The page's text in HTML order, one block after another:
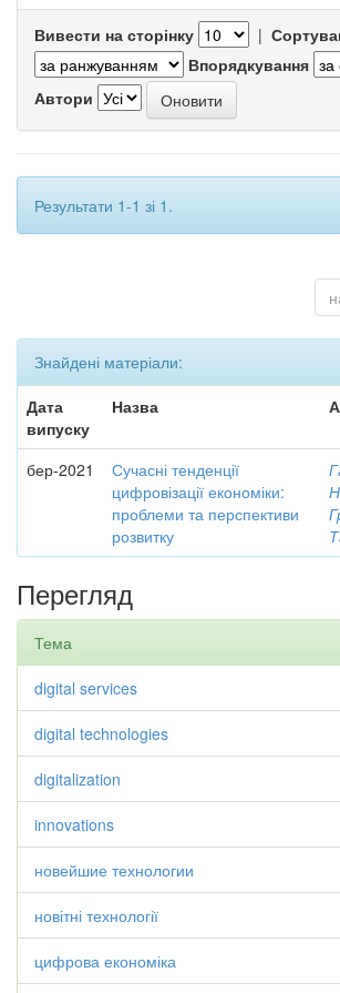
Вивести на сторінку |
Впорядкування
Автори
Результати 1-1 зі 1.
Знайдені матеріали:
Дата
випуску
Назва
бер-2021
Сучасні тенденції
цифровізації економіки:
проблеми та перспективи
розвитку
Перегляд
Тема
digital services
digital technologies
digitalization
innovations
новейшие технологии
новітні технології
цифрова економіка